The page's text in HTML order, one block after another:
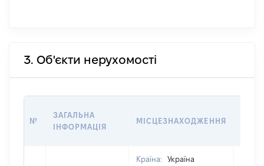
3. Об'єкти нерухомості
№
ЗАГАЛЬНА
ІНФОРМАЦІЯ
МІСЦЕЗНАХОДЖЕННЯ
Країна:
Україна